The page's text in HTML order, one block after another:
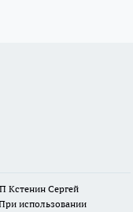
Кстенин Сергей
использовании